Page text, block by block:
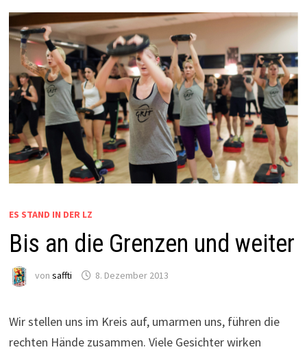
ES STAND IN DER LZ
Bis an die Grenzen und weiter
von saffti 8. Dezember 2013
Wir stellen uns im Kreis auf, umarmen uns, führen die
rechten Hände zusammen. Viele Gesichter wirken